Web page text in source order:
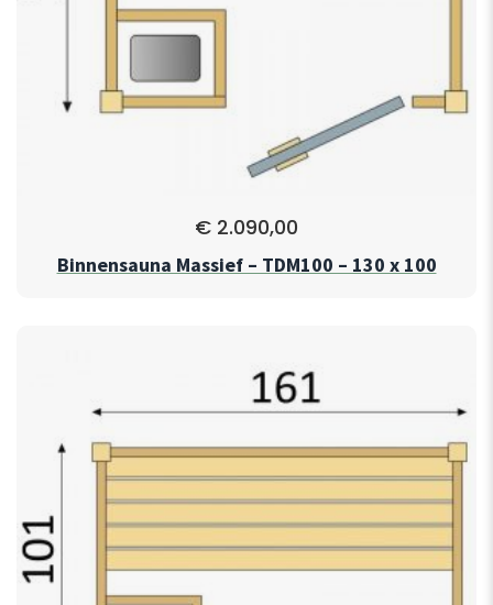
€ 2.090,00
Binnensauna Massief – TDM100 – 130 x 100